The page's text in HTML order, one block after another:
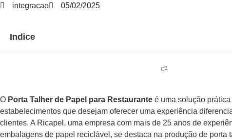
integracao 05/02/2025
Indice
O Porta Talher de Papel para Restaurante é uma solução
estabelecimentos que desejam oferecer uma experiência
clientes. A Ricapel, uma empresa com mais de 25 anos de
embalagens de papel reciclável, se destaca na produção de porta